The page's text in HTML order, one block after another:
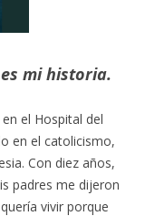
mi historia.
el Hospital del
en el catolicismo,
Con diez años,
padres me dijeron
vivir porque